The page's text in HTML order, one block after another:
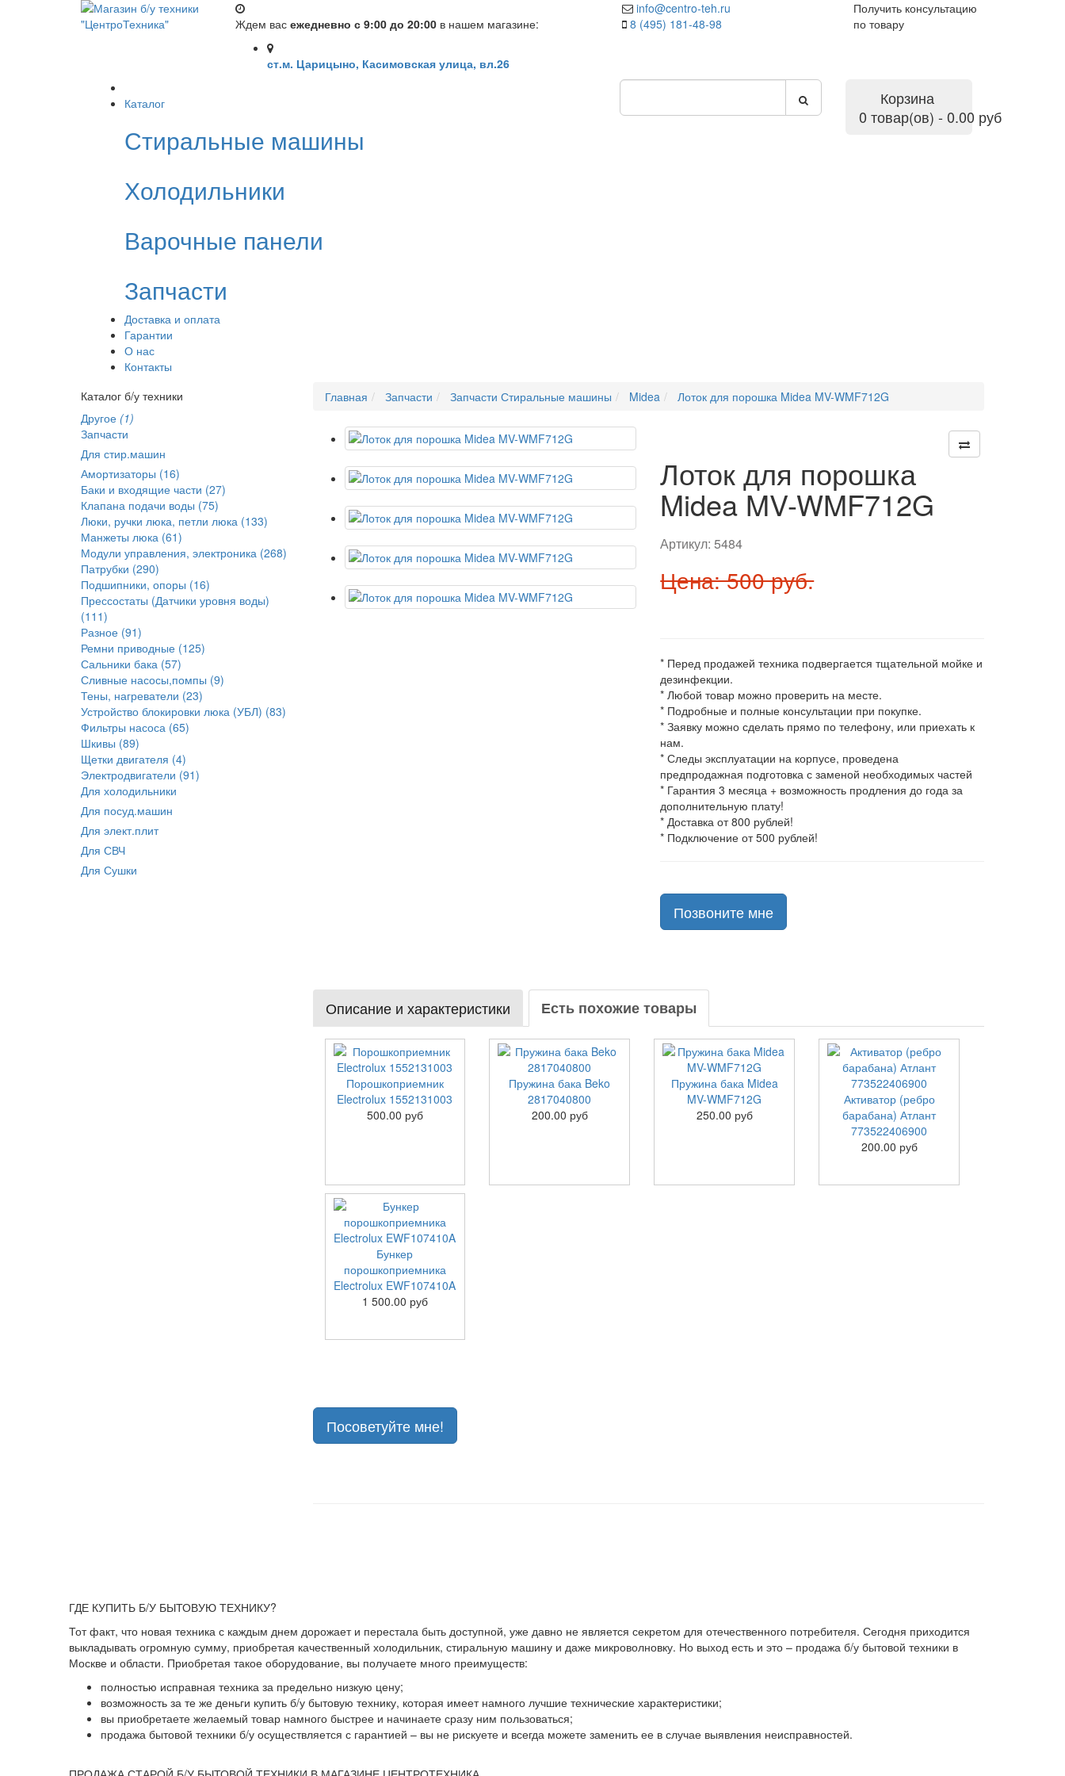
Ждем вас ежедневно с 9:00 до 20:00 в нашем магазине:
ст.м. Царицыно, Касимовская улица, вл.26
info@centro-teh.ru
8 (495) 181-48-98
Получить консультацию
по товару
Каталог
Стиральные машины
Холодильники
Варочные панели
Запчасти
Доставка и оплата
Гарантии
О нас
Контакты
Корзина
0 товар(ов) - 0.00 руб
Каталог б/у техники
Другое (1)
Запчасти
Для стир.машин
Амортизаторы (16)
Баки и входящие части (27)
Клапана подачи воды (75)
Люки, ручки люка, петли люка (133)
Манжеты люка (61)
Модули управления, электроника (268)
Патрубки (290)
Подшипники, опоры (16)
Прессостаты (Датчики уровня воды)
(111)
Разное (91)
Ремни приводные (125)
Сальники бака (57)
Сливные насосы,помпы (9)
Тены, нагреватели (23)
Устройство блокировки люка (УБЛ) (83)
Фильтры насоса (65)
Шкивы (89)
Щетки двигателя (4)
Электродвигатели (91)
Для холодильники
Для посуд.машин
Для элект.плит
Для СВЧ
Для Сушки
Главная Запчасти Запчасти Стиральные машины Midea Лоток для порошка Midea MV-WMF712G
Лоток для порошка
Midea MV-WMF712G
Артикул:5484
Цена: 500 руб.
* Перед продажей техника подвергается тщательной мойке и
дезинфекции.
* Любой товар можно проверить на месте.
* Подробные и полные консультации при покупке.
* Заявку можно сделать прямо по телефону, или приехать к
нам.
* Следы эксплуатации на корпусе, проведена
предпродажная подготовка с заменой необходимых частей
* Гарантия 3 месяца + возможность продления до года за
дополнительную плату!
* Доставка от 800 рублей!
* Подключение от 500 рублей!
Позвоните мне
Описание и характеристики Есть похожие товары
Порошкоприемник
Electrolux 1552131003
500.00 руб
Пружина бака Beko
2817040800
200.00 руб
Пружина бака Midea
MV-WMF712G
250.00 руб
Активатор (ребро
барабана) Атлант
773522406900
200.00 руб
Бункер
порошкоприемника
Electrolux EWF107410A
1 500.00 руб
Посоветуйте мне!
ГДЕ КУПИТЬ Б/У БЫТОВУЮ ТЕХНИКУ?
Тот факт, что новая техника с каждым днем дорожает и перестала быть доступной, уже давно не является секретом для отечественного потребителя. Сегодня приходится
выкладывать огромную сумму, приобретая качественный холодильник, стиральную машину и даже микроволновку. Но выход есть и это – продажа б/у бытовой техники в
Москве и области. Приобретая такое оборудование, вы получаете много преимуществ:
полностью исправная техника за предельно низкую цену;
возможность за те же деньги купить б/у бытовую технику, которая имеет намного лучшие технические характеристики;
вы приобретаете желаемый товар намного быстрее и начинаете сразу ним пользоваться;
продажа бытовой техники б/у осуществляется с гарантией – вы не рискуете и всегда можете заменить ее в случае выявления неисправностей.